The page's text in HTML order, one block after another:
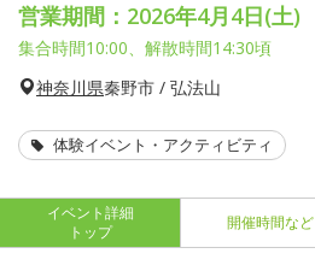
営業期間：2026年4月4日(土)
集合時間10:00、解散時間14:30頃
神奈川県秦野市 / 弘法山
体験イベント・アクティビティ
イベント詳細
トップ
開催時間など